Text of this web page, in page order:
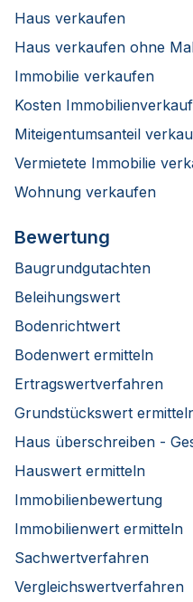
Haus verkaufen
Haus verkaufen ohne
Immobilie verkaufen
Kosten Immobilienverkauf
Miteigentumsanteil
Vermietete Immobilie
Wohnung verkaufen
Bewertung
Baugrundgutachten
Beleihungswert
Bodenrichtwert
Bodenwert ermitteln
Ertragswertverfahren
Grundstückswert
Haus überschreiben -
Hauswert ermitteln
Immobilienbewertung
Immobilienwert ermitteln
Sachwertverfahren
Vergleichswertverfahren